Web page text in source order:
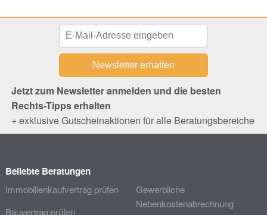
Jetzt zum Newsletter anmelden und die besten
Rechts-Tipps erhalten
+ exklusive Gutscheinaktionen für alle Beratungsbereiche
Beliebte Beratungen
Immobilienkaufvertrag prüfen
Bauvertrag prüfen
Gewerbliche
Nebenkostenabrechnung